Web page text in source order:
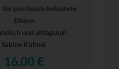
für psychisch belastete
Eltern
und alltagsnah
Sabine Kühnel
16,00 €